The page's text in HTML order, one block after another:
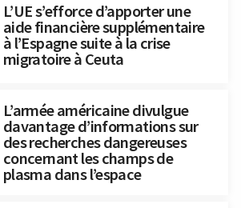
L’UE s’efforce d’apporter une
aide financière supplémentaire
à l’Espagne suite à la crise
migratoire à Ceuta
L’armée américaine divulgue
davantage d’informations sur
des recherches dangereuses
concernant les champs de
plasma dans l’espace